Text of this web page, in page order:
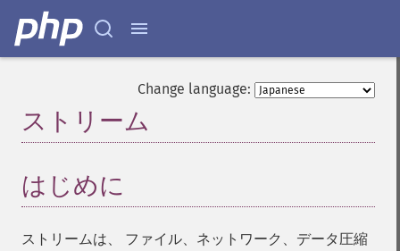
Change language:
ストリーム
はじめに
ストリームは、 ファイル、ネットワーク、データ圧縮